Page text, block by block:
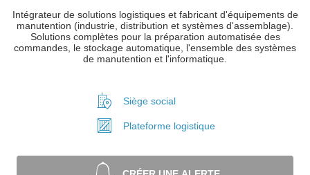
Intégrateur de solutions logistiques et fabricant d'équipements de
manutention (industrie, distribution et systèmes d'assemblage).
Solutions complètes pour la préparation automatisée des
commandes, le stockage automatique, l'ensemble des systèmes
de manutention et l'informatique.
Siège social
Plateforme logistique